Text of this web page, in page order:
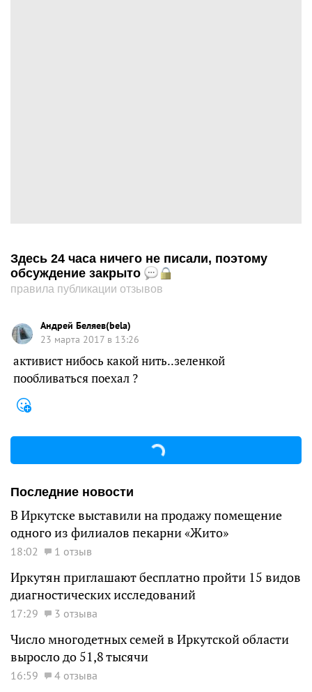
Здесь 24 часа ничего не писали, поэтому
обсуждение закрыто
правила публикации отзывов
Андрей Беляев(bela)
23 марта 2017 в 13:26
активист нибось какой нить..зеленкой
пообливаться поехал ?
Последние новости
В Иркутске выставили на продажу помещение
одного из филиалов пекарни «Жито»
18:02 1 отзыв
Иркутян приглашают бесплатно пройти 15 видов
диагностических исследований
17:29 3 отзыва
Число многодетных семей в Иркутской области
выросло до 51,8 тысячи
16:59 4 отзыва